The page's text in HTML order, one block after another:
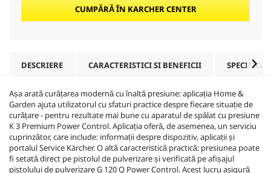
CUMPĂRĂ ÎN KARCHER CENTER
DESCRIERE CARACTERISTICI SI BENEFICII
Așa arată curățarea modernă cu înaltă presiune: aplicația Home &
Garden ajuta utilizatorul cu sfaturi practice despre fiecare situație de
curățare - pentru rezultate mai bune cu aparatul de spălat cu presiune
K 3 Premium Power Control. Aplicația oferă, de asemenea, un serviciu
cuprinzător, care include: informații despre dispozitiv, aplicații și
portalul Service Kärcher. O altă caracteristică practică: presiunea poate
fi setată direct pe pistolul de pulverizare și verificată pe afișajul
pistolului de pulverizare G 120 Q Power Control. Acest lucru asigură